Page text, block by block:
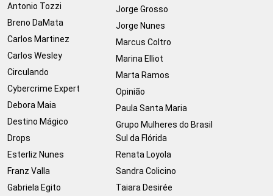
Antonio Tozzi
Breno DaMata
Carlos Martinez
Carlos Wesley
Circulando
Cybercrime Expert
Debora Maia
Destino Mágico
Drops
Esterliz Nunes
Franz Valla
Gabriela Egito
Jorge Grosso
Jorge Nunes
Marcus Coltro
Marina Elliot
Marta Ramos
Opinião
Paula Santa Maria
Grupo Mulheres do Brasil
Sul da Flórida
Renata Loyola
Sandra Colicino
Taiara Desirée